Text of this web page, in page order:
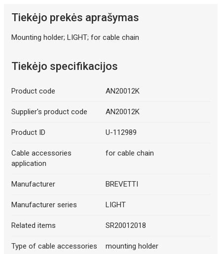
Tiekėjo prekės aprašymas
Mounting holder; LIGHT; for cable chain
Tiekėjo specifikacijos
Product code AN20012K
Supplier's product code AN20012K
Product ID U-112989
Cable accessories
application
for cable chain
Manufacturer BREVETTI
Manufacturer series LIGHT
Related items SR20012018
Type of cable accessories mounting holder